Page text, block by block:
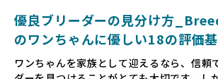
ゃんに優しい世界を築いていきたいと考え
長するための環境が十分に整っていない場
優良ブリーダーの見分け方
のワンちゃんに優しい18の評価
ワンちゃんを家族として迎えるなら、信頼